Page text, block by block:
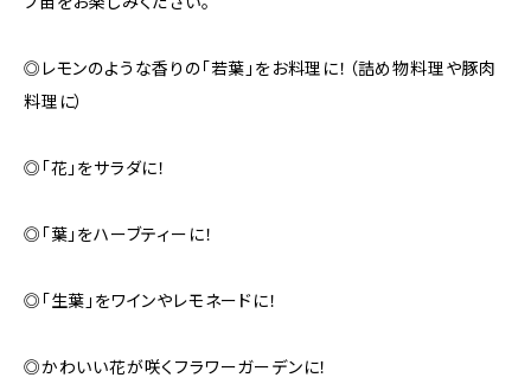
◎レモンのような香りの「若葉」をお料理に！（詰め物料理や豚肉
料理に）
◎「花」をサラダに！
◎「葉」をハーブティーに！
◎「生葉」をワインやレモネードに！
◎かわいい花が咲くフラワーガーデンに！